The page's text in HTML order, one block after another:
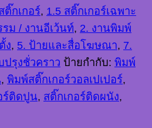
กเกอร์, 1.5 สติ๊กเกอร์เฉพาะ
ม / งานอีเว้นท์, 2. งานพิมพ์
ง, 5. ป้ายและสื่อโฆษณา, 7.
รุงชั่วคราว ป้ายกำกับ: พิมพ์
, พิมพ์สติ๊กเกอร์วอลเปเปอร์,
ร์ติดปูน, สติ๊กเกอร์ติดผนัง,